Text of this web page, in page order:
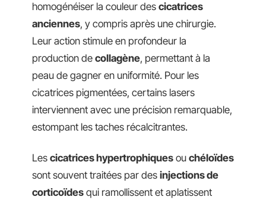
homogénéiser la couleur des cicatrices
anciennes, y compris après une chirurgie.
Leur action stimule en profondeur la
production de collagène, permettant à la
peau de gagner en uniformité. Pour les
cicatrices pigmentées, certains lasers
interviennent avec une précision remarquable,
estompant les taches récalcitrantes.
Les cicatrices hypertrophiques ou chéloïdes
sont souvent traitées par des injections de
corticoïdes qui ramollissent et aplatissent